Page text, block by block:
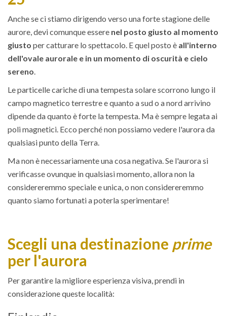
Anche se ci stiamo dirigendo verso una forte stagione delle
aurore, devi comunque essere nel posto giusto al momento
giusto per catturare lo spettacolo. E quel posto è all'interno
dell'ovale aurorale e in un momento di oscurità e cielo
sereno
Le particelle cariche di una tempesta solare scorrono lungo il
campo magnetico terrestre e quanto a sud o a nord arrivino
dipende da quanto è forte la tempesta. Ma è sempre legata ai
poli magnetici. Ecco perché non possiamo vedere l'aurora da
qualsiasi punto della Terra.
Ma non è necessariamente una cosa negativa. Se l'aurora si
verificasse ovunque in qualsiasi momento, allora non la
considereremmo speciale e unica, o non considereremmo
quanto siamo fortunati a poterla sperimentare!
Scegli una destinazione prime
per l'aurora
Per garantire la migliore esperienza visiva, prendi in
considerazione queste località: